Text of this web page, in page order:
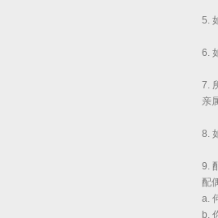
5.
6.
7.
亲
8.
9.
配
a.
b.